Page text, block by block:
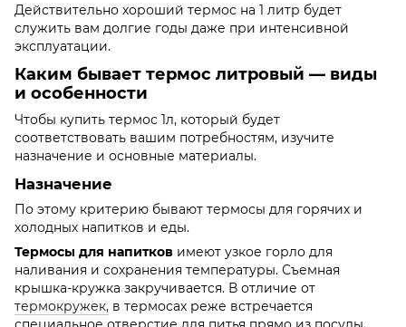
Действительно хороший термос на 1 литр будет
служить вам долгие годы даже при интенсивной
эксплуатации.
Каким бывает термос литровый — виды
и особенности
Чтобы купить термос 1л, который будет
соответствовать вашим потребностям, изучите
назначение и основные материалы.
Назначение
По этому критерию бывают термосы для горячих и
холодных напитков и еды.
Термосы для напитков имеют узкое горло для
наливания и сохранения температуры. Съемная
крышка-кружка закручивается. В отличие от
термокружек, в термосах реже встречается